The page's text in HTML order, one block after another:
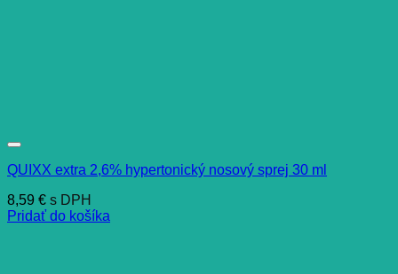
QUIXX extra 2,6% hypertonický nosový sprej 30 ml
8,59 € s DPH
Pridať do košíka